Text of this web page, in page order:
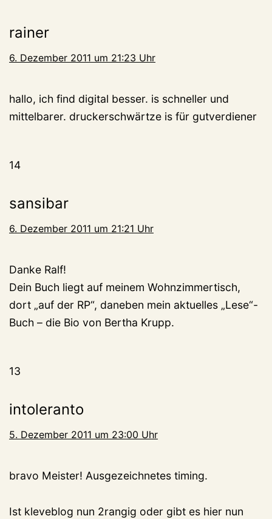
rainer
6. Dezember 2011 um 21:23 Uhr
hallo, ich find digital besser. is schneller und
mittelbarer. druckerschwärtze is für gutverdiener
14
sansibar
6. Dezember 2011 um 21:21 Uhr
Danke Ralf!
Dein Buch liegt auf meinem Wohnzimmertisch,
dort „auf der RP“, daneben mein aktuelles „Lese“-
Buch – die Bio von Bertha Krupp.
13
intoleranto
5. Dezember 2011 um 23:00 Uhr
bravo Meister! Ausgezeichnetes timing.
Ist kleveblog nun 2rangig oder gibt es hier nun